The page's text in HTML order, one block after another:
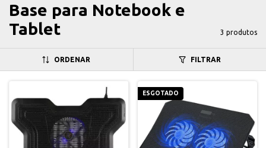
Base para Notebook e
Tablet
3 produtos
ORDENAR FILTRAR
ESGOTADO